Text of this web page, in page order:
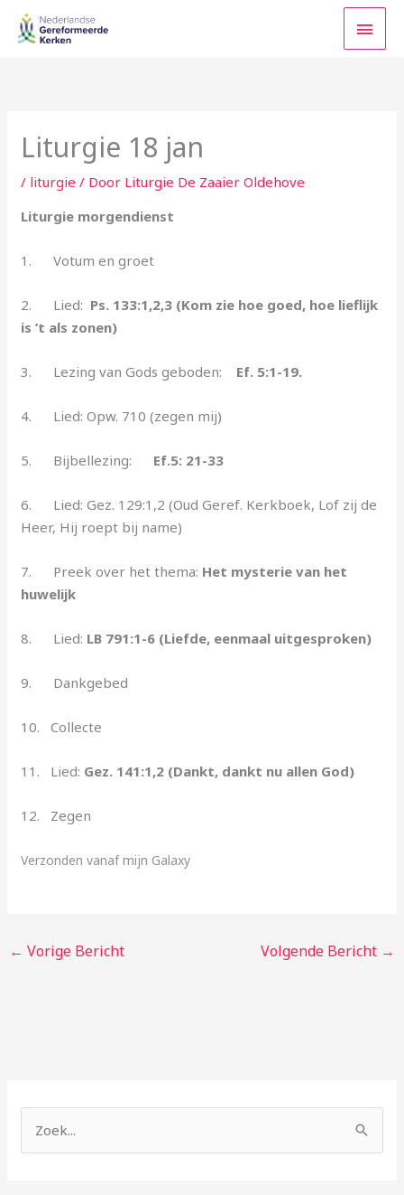
naar
Liturgie 18 jan
/ liturgie / Door Liturgie De Zaaier Oldehove
Liturgie morgendienst
1. Votum en groet
2. Lied: Ps. 133:1,2,3 (Kom zie hoe goed, hoe lieflijk
is ’t als zonen)
3. Lezing van Gods geboden: Ef. 5:1-19.
4. Lied: Opw. 710 (zegen mij)
5. Bijbellezing: Ef.5: 21-33
6. Lied: Gez. 129:1,2 (Oud Geref. Kerkboek, Lof zij de
Heer, Hij roept bij name)
7. Preek over het thema: Het mysterie van het
huwelijk
8. Lied: LB 791:1-6 (Liefde, eenmaal uitgesproken)
9. Dankgebed
10. Collecte
11. Lied: Gez. 141:1,2 (Dankt, dankt nu allen God)
12. Zegen
Verzonden vanaf mijn Galaxy
← Vorige Bericht Volgende Bericht →